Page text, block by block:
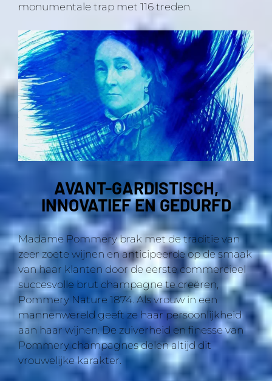
monumentale trap met 116 treden.
AVANT-GARDISTISCH,
INNOVATIEF EN GEDURFD
Madame Pommery brak met de traditie van
zeer zoete wijnen en anticipeerde op de smaak
van haar klanten door de eerste commercieel
succesvolle brut champagne te creëren,
Pommery Nature 1874. Als vrouw in een
mannenwereld geeft ze haar persoonlijkheid
aan haar wijnen. De zuiverheid en finesse van
Pommery champagnes delen altijd dit
vrouwelijke karakter.